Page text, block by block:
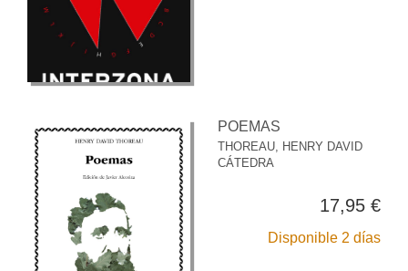
POEMAS
THOREAU, HENRY DAVID
CÁTEDRA
17,95 €
Disponible 2 días